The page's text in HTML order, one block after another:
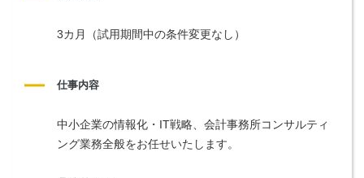
3カ月（試用期間中の条件変更なし）
仕事内容
中小企業の情報化・IT戦略、会計事務所コンサルティ
ング業務全般をお任せいたします。